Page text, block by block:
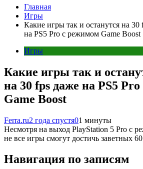
Главная
Игры
Какие игры так и останутся на 30
на PS5 Pro с режимом Game Boost
Игры
Какие игры так и
на 30 fps даже на PS5
Game Boost
Ferra.ru2 года спустя01 минуты
Несмотря на выход PlayStation 5 Pro с
не все игры смогут достичь заветных
Навигация по записям